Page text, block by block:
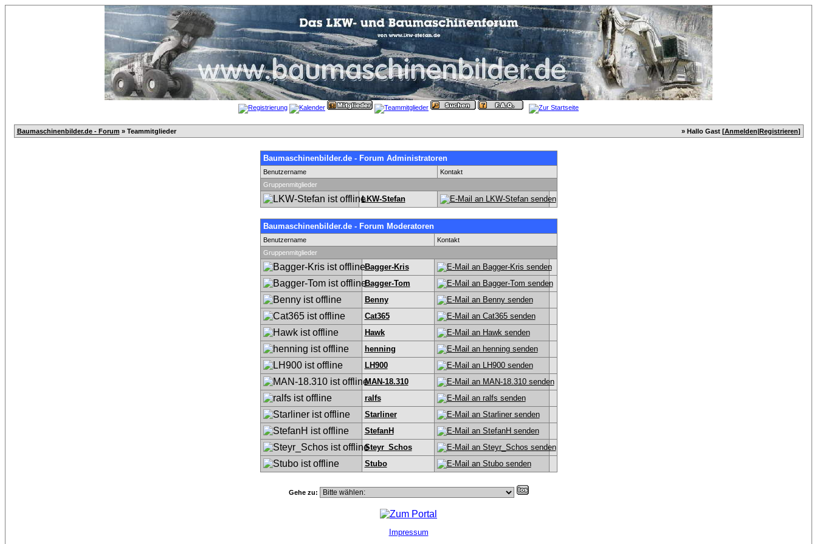
Baumaschinenbilder.de - Forum » Teammitglieder » Hallo Gast [Anmelden|Registrieren]
Baumaschinenbilder.de - Forum Administratoren
Benutzername
Kontakt
Gruppenmitglieder
LKW-Stefan
Baumaschinenbilder.de - Forum Moderatoren
Benutzername
Kontakt
Gruppenmitglieder
Bagger-Kris
Bagger-Tom
Benny
Cat365
Hawk
henning
LH900
MAN-18.310
ralfs
Starliner
StefanH
Steyr_Schos
Stubo
Gehe zu:
Impressum